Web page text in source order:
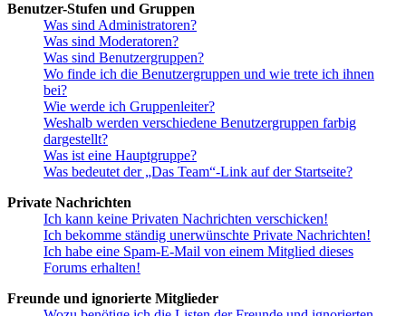
Benutzer-Stufen und Gruppen
Was sind Administratoren?
Was sind Moderatoren?
Was sind Benutzergruppen?
Wo finde ich die Benutzergruppen und wie trete ich ihnen
bei?
Wie werde ich Gruppenleiter?
Weshalb werden verschiedene Benutzergruppen farbig
dargestellt?
Was ist eine Hauptgruppe?
Was bedeutet der „Das Team“-Link auf der Startseite?
Private Nachrichten
Ich kann keine Privaten Nachrichten verschicken!
Ich bekomme ständig unerwünschte Private Nachrichten!
Ich habe eine Spam-E-Mail von einem Mitglied dieses
Forums erhalten!
Freunde und ignorierte Mitglieder